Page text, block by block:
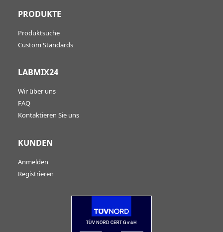
PRODUKTE
Produktsuche
Custom Standards
LABMIX24
Wir über uns
FAQ
Kontaktieren Sie uns
KUNDEN
Anmelden
Registrieren